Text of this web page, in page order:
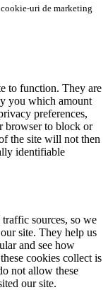
uri de marketing
to function. They are
you which amount
preferences,
browser to block or
the site will not then
identifiable
sources, so we
site. They help us
and see how
cookies collect is
not allow these
our site.